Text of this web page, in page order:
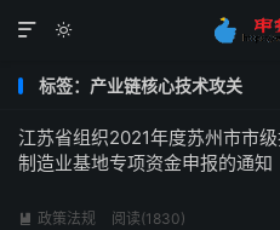


标签：产业链核心技术攻关
江苏省组织2021年度苏州市市
制造业基地专项资金申报的通知
 政策法规 阅读(1830)